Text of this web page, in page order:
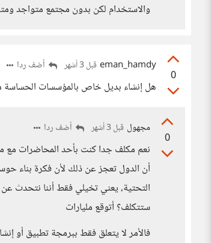
والاستخدام لكن بدون مجتمع متواجد
0
eman_hamdy قبل 3 أشهر أضف ردا
هل إنشاء بديل خاص بالمؤسسات الحساسة
0
مجهول قبل 3 أشهر أضف ردا
نعم مكلف جدا كنت بأحد المحاضرات مع
أن الدول تعجز عن ذلك لأن فكرة بناء
التحتية، يعني تخيلي فقط أننا نتحدث عن
ستتكلف؟ أتوقع مليارات
فالأمر لا يتعلق فقط ببرمجة تطبيق أو